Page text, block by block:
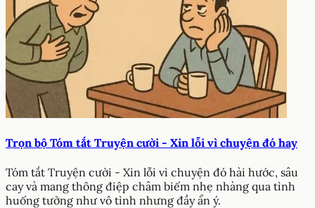
Trọn bộ Tóm tắt Truyện cười - Xin lỗi vì chuyện đó hay
Tóm tắt Truyện cười - Xin lỗi vì chuyện đó hài hước, sâu
cay và mang thông điệp châm biếm nhẹ nhàng qua tình
huống tưởng như vô tình nhưng đầy ẩn ý.